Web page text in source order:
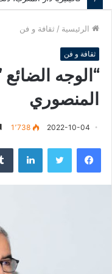
الرئيسية / ثقافة و فن
ثقافة و فن
“الوجه
المنصوري
2022-10-04 1٬738
فيسبوك لينكدإن